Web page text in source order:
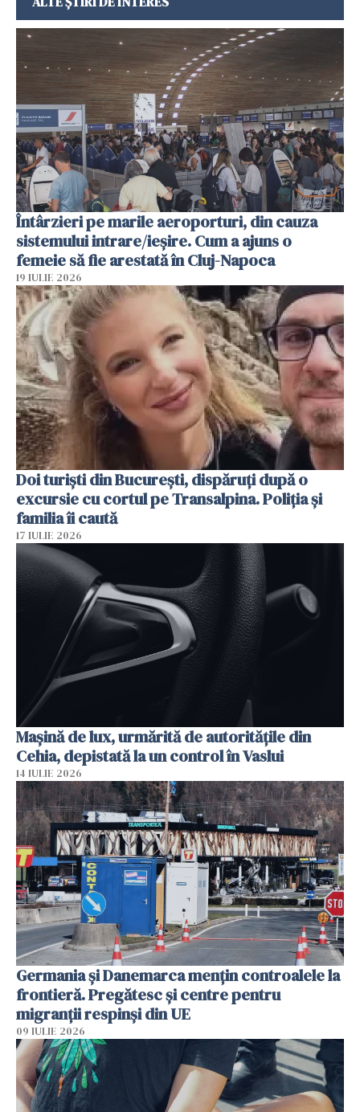
Întârzieri pe marile aeroporturi, din cauza
sistemului intrare/ieșire. Cum a ajuns o
femeie să fie arestată în Cluj-Napoca
19 IULIE 2026
Doi turiști din București, dispăruți după o
excursie cu cortul pe Transalpina. Poliția și
familia îi caută
17 IULIE 2026
Mașină de lux, urmărită de autoritățile din
Cehia, depistată la un control în Vaslui
14 IULIE 2026
Germania și Danemarca mențin controalele la
frontieră. Pregătesc și centre pentru
migranții respinși din UE
09 IULIE 2026